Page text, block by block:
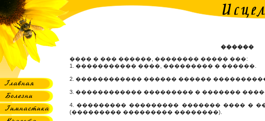
������
���� � ��� ������, �������� ����� ���:
1. ����������� ����, ��������� � ������.
2. ������������ ������ ������
3. ������������ ��������� � �������
4. ��������� ��������� ������� ���� �
(��������� ��������� ��������).